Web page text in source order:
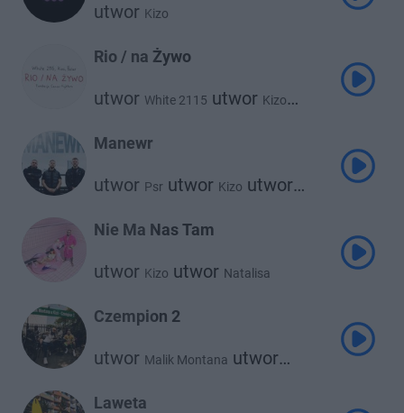
utwor Kizo
Rio / na Żywo
utwor White 2115 utwor Kizo
Manewr
utwor Psr utwor Kizo utwor
Nie Ma Nas Tam
utwor Kizo utwor Natalisa
Czempion 2
utwor Malik Montana utwor
Laweta